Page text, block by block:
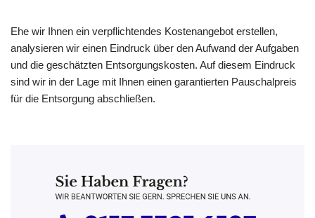
Ehe wir Ihnen ein verpflichtendes Kostenangebot erstellen,
analysieren wir einen Eindruck über den Aufwand der Aufgaben
und die geschätzten Entsorgungskosten. Auf diesem Eindruck
sind wir in der Lage mit Ihnen einen garantierten Pauschalpreis
für die Entsorgung abschließen.